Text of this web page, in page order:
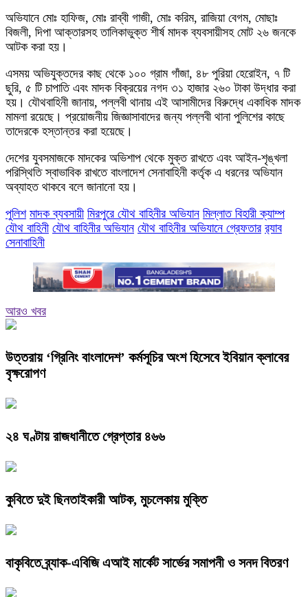
অভিযানে মোঃ হাফিজ, মোঃ রাব্বী গাজী, মোঃ করিম, রাজিয়া বেগম, মোছাঃ
বিজলী, দিপা আক্তারসহ তালিকাভুক্ত শীর্ষ মাদক ব্যবসায়ীসহ মোট ২৬ জনকে
আটক করা হয়।
এসময় অভিযুক্তদের কাছ থেকে ১০০ গ্রাম গাঁজা, ৪৮ পুরিয়া হেরোইন, ৭ টি
ছুরি, ৫ টি চাপাতি এবং মাদক বিক্রয়ের নগদ ৩১ হাজার ২৬০ টাকা উদ্ধার করা
হয়। যৌথবাহিনী জানায়, পল্লবী থানায় এই আসামীদের বিরুদ্ধে একাধিক মাদক
মামলা রয়েছে। প্রয়োজনীয় জিজ্ঞাসাবাদের জন্য পল্লবী থানা পুলিশের কাছে
তাদেরকে হস্তান্তর করা হয়েছে।
দেশের যুবসমাজকে মাদকের অভিশাপ থেকে মুক্ত রাখতে এবং আইন-শৃঙ্খলা
পরিস্থিতি স্বাভাবিক রাখতে বাংলাদেশ সেনাবাহিনী কর্তৃক এ ধরনের অভিযান
অব্যাহত থাকবে বলে জানানো হয়।
পুলিশ মাদক ব্যবসায়ী মিরপুরে যৌথ বাহিনীর অভিযান মিল্লাত বিহারী ক্যাম্প
যৌথ বাহিনী যৌথ বাহিনীর অভিযান যৌথ বাহিনীর অভিযানে গ্রেফতার র‍্যাব
সেনাবাহিনী
আরও খবর
উত্তরায় ‘গ্রিনিং বাংলাদেশ’ কর্মসূচির অংশ হিসেবে ইবিয়ান ক্লাবের
বৃক্ষরোপণ
২৪ ঘণ্টায় রাজধানীতে গ্রেপ্তার ৪৬৬
কুবিতে দুই ছিনতাইকারী আটক, মুচলেকায় মুক্তি
বাকৃবিতে ব্র্যাক-এবিজি এআই মার্কেট সার্ভের সমাপনী ও সনদ বিতরণ